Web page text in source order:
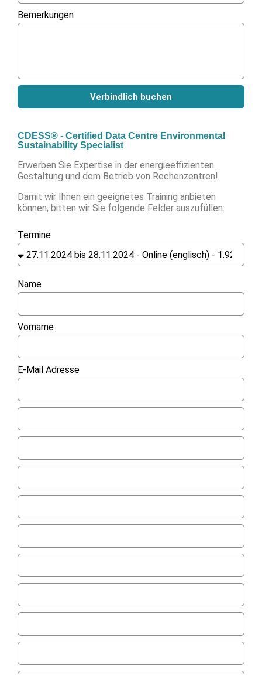
Bemerkungen
Verbindlich buchen
CDESS® - Certified Data Centre Environmental
Sustainability Specialist
Erwerben Sie Expertise in der energieeffizienten
Gestaltung und dem Betrieb von Rechenzentren!
Damit wir Ihnen ein geeignetes Training anbieten
können, bitten wir Sie folgende Felder auszufüllen:
Termine
Name
Vorname
E-Mail Adresse